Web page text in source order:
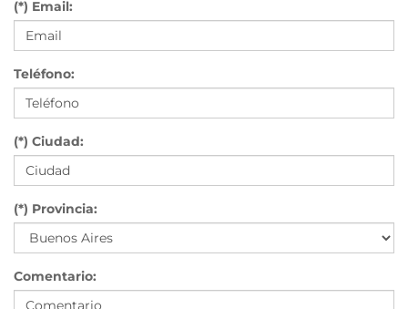
(*) Email:
Teléfono:
(*) Ciudad:
(*) Provincia:
Comentario: